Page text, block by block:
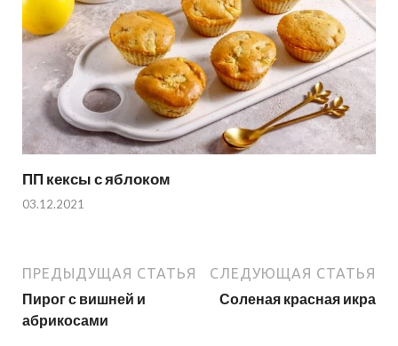
ПП кексы с яблоком
03.12.2021
ПРЕДЫДУЩАЯ СТАТЬЯ
Пирог с вишней и
абрикосами
СЛЕДУЮЩАЯ СТАТЬЯ
Соленая красная икра